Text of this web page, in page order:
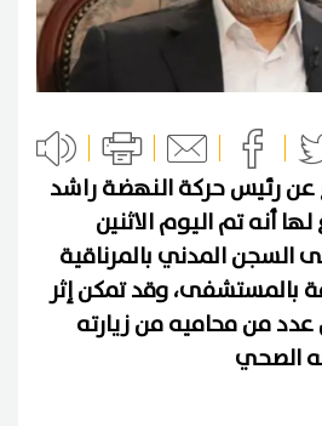
عن رئيس حركة النهضة راشد
أنه تم اليوم الاثنين
السجن المدني بالمرناقية
بالمستشفى، وقد تمكن إثر
من محاميه من زيارته
الصحي